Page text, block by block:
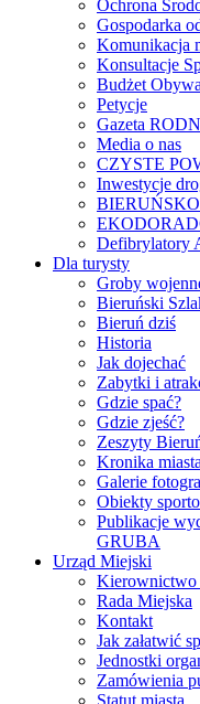
Ochrona
Gospodarka
Komunikacja
Konsultacje
Budżet
Petycje
Gazeta
Media o nas
CZYSTE
Inwestycje
BIERUŃSKO
Defibrylatory
Dla turysty
Groby
Bieruński
Bieruń dziś
Historia
Jak dojechać
Zabytki i
Gdzie spać?
Gdzie zjeść?
Zeszyty
Kronika miasta
Galerie
Obiekty
Publikacje
GRUBA
Urząd Miejski
Kierownictwo
Rada Miejska
Kontakt
Jak załatwić
Jednostki
Zamówienia
Statut miasta